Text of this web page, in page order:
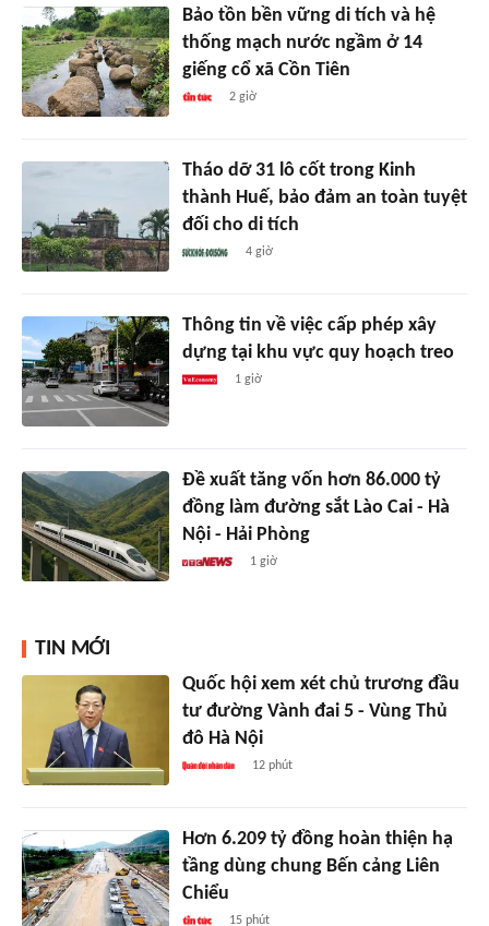
Bảo tồn bền vững di tích và hệ
thống mạch nước ngầm ở 14
giếng cổ xã Cồn Tiên
2 giờ
Tháo dỡ 31 lô cốt trong Kinh
thành Huế, bảo đảm an toàn tuyệt
đối cho di tích
4 giờ
Thông tin về việc cấp phép xây
dựng tại khu vực quy hoạch treo
1 giờ
Đề xuất tăng vốn hơn 86.000 tỷ
đồng làm đường sắt Lào Cai - Hà
Nội - Hải Phòng
1 giờ
TIN MỚI
Quốc hội xem xét chủ trương đầu
tư đường Vành đai 5 - Vùng Thủ
đô Hà Nội
12 phút
Hơn 6.209 tỷ đồng hoàn thiện hạ
tầng dùng chung Bến cảng Liên
Chiểu
15 phút